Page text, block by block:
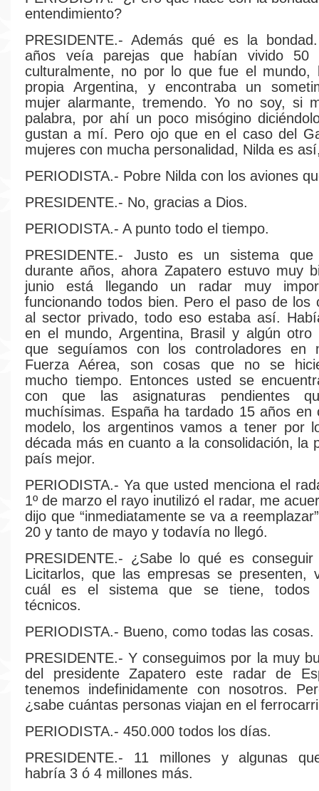
entendimiento?
PRESIDENTE.- Además qué es la
años veía parejas que habían vivido 50
culturalmente, no por lo que fue el mundo,
propia Argentina, y encontraba un
mujer alarmante, tremendo. Yo no soy, si
palabra, por ahí un poco misógino
gustan a mí. Pero ojo que en el caso del
mujeres con mucha personalidad, Nilda es
PERIODISTA.- Pobre Nilda con los aviones
PRESIDENTE.- No, gracias a Dios.
PERIODISTA.- A punto todo el tiempo.
PRESIDENTE.- Justo es un sistema
durante años, ahora Zapatero estuvo muy
junio está llegando un radar muy
funcionando todos bien. Pero el paso de los
al sector privado, todo eso estaba así.
en el mundo, Argentina, Brasil y algún otro
que seguíamos con los controladores en
Fuerza Aérea, son cosas que no se
mucho tiempo. Entonces usted se
con que las asignaturas pendientes
muchísimas. España ha tardado 15 años en
modelo, los argentinos vamos a tener por
década más en cuanto a la consolidación, la
país mejor.
PERIODISTA.- Ya que usted menciona el
1º de marzo el rayo inutilizó el radar, me
dijo que “inmediatamente se va a
20 y tanto de mayo y todavía no llegó.
PRESIDENTE.- ¿Sabe lo qué es
Licitarlos, que las empresas se presenten,
cuál es el sistema que se tiene, todos
técnicos.
PERIODISTA.- Bueno, como todas las cosas.
PRESIDENTE.- Y conseguimos por la muy
del presidente Zapatero este radar de
tenemos indefinidamente con nosotros.
¿sabe cuántas personas viajan en el
PERIODISTA.- 450.000 todos los días.
PRESIDENTE.- 11 millones y algunas
habría 3 ó 4 millones más.